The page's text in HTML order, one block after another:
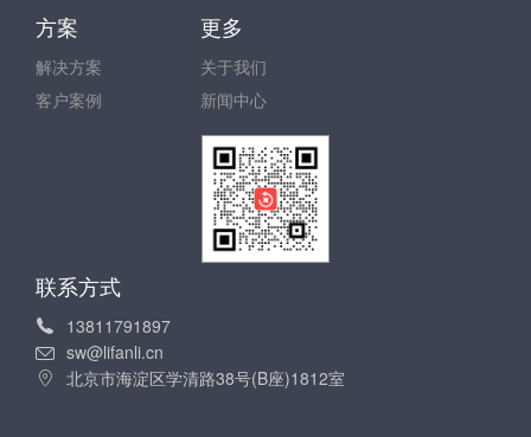
方案
解决方案
客户案例
更多
关于我们
新闻中心
联系方式
13811791897
sw@lifanli.cn
北京市海淀区学清路38号(B座)1812室